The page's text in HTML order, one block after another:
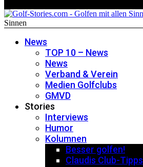
Sinnen
News
TOP 10 – News
News
Verband & Verein
Medien Golfclubs
GMVD
Stories
Interviews
Humor
Kolumnen
Besser golfen!
Claudis Club-Tipps